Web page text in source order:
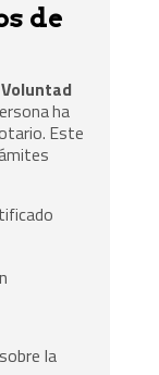
de
ha
Este
la